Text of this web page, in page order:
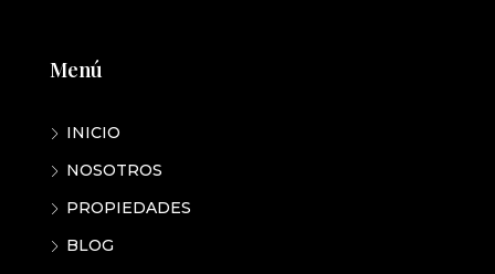
Menú
INICIO
NOSOTROS
PROPIEDADES
BLOG